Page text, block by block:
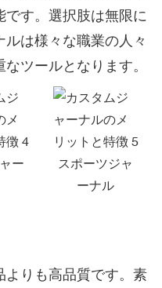
です。選択肢は無限に
は様々な職業の人々
ツールとなります。
ー
スポーツジャ
ーナル
よりも高品質です。素